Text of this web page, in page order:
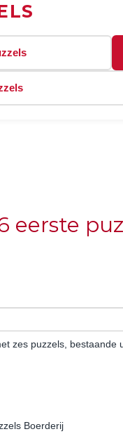
eerste
zes puzzels, bestaande
Boerderij